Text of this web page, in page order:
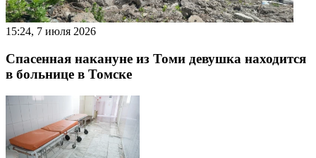
15:24, 7 июля 2026
Спасенная накануне из Томи девушка находится
в больнице в Томске